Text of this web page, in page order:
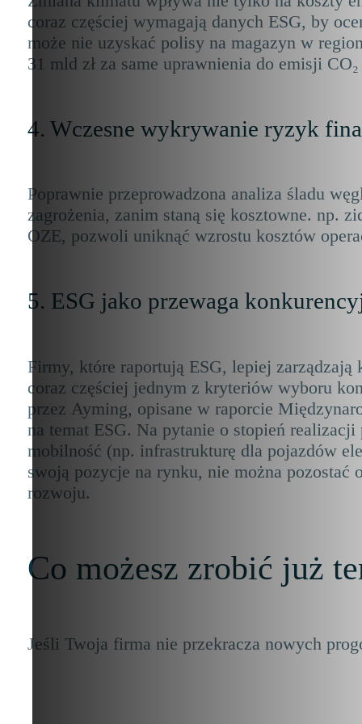
coraz częściej wymagają danych ESG, by
może nie uzyskać polisy na magazyn w
31 mld zł za same uprawnienia do emisji CO₂
4. Wczesne wykrywanie ryzyk
Poprawnie przeprowadzona analiza śladu
zagrożenia, zanim staną się kosztowne. np.
OZE, pozwoli uniknąć wzrostu kosztów
5. ESG jako przewaga
Firmy, które raportują ESG, lepiej
coraz częściej jednym z kryteriów wyboru
przez Ayming, opisane w raporcie
na temat ESG. Na pytanie o stopień
mobilność (np. infrastrukturę dla pojazdów
swoją pozycje na rynku, nie można pozostać
rozwoju.
Co możesz zrobić już
Jeśli Twoja firma nie przekracza nowych